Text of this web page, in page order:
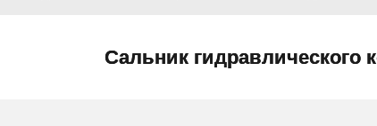
Сальник гидравлического